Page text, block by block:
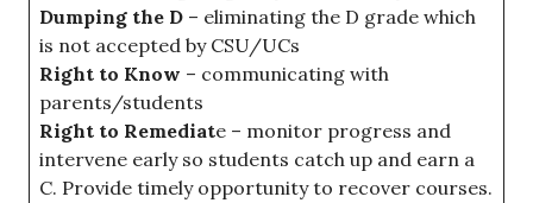
Dumping the D – eliminating the D grade which
is not accepted by CSU/UCs
Right to Know – communicating with
parents/students
Right to Remediate – monitor progress and
intervene early so students catch up and earn a
C. Provide timely opportunity to recover courses.